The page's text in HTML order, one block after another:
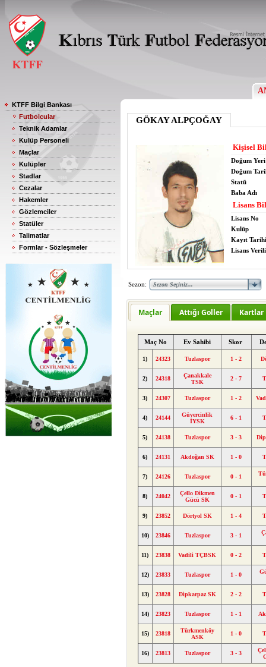
KTFF Bilgi Bankası
Futbolcular
Teknik Adamlar
Kulüp Personeli
Maçlar
Kulüpler
Stadlar
Cezalar
Hakemler
Gözlemciler
Statüler
Talimatlar
Formlar - Sözleşmeler
GÖKAY ALPÇOĞAY
Kişisel
Doğum Yeri
Doğum
Statü
Baba Adı
Lisans
Lisans No
Kulüp
Kayıt Tarihi
Lisans
Sezon:
Maçlar Attığı Goller Kartlar
Maç No Ev Sahibi Skor
1) 24323 Tuzlaspor 1 - 2
2) 24318
Çanakkale
TSK
2 - 7
3) 24307 Tuzlaspor 1 - 2
4) 24144
Güvercinlik
İYSK
6 - 1
5) 24138 Tuzlaspor 3 - 3
6) 24131 Akdoğan SK 1 - 0
7) 24126 Tuzlaspor 0 - 1
8) 24042
Çello Dikmen
Gücü SK
0 - 1
9) 23852 Dörtyol SK 1 - 4
10) 23846 Tuzlaspor 3 - 1
11) 23838 Vadili TÇBSK 0 - 2
12) 23833 Tuzlaspor 1 - 0
13) 23828 Dipkarpaz SK 2 - 2
14) 23823 Tuzlaspor 1 - 1
15) 23818
Türkmenköy
ASK
1 - 0
16) 23813 Tuzlaspor 3 - 3